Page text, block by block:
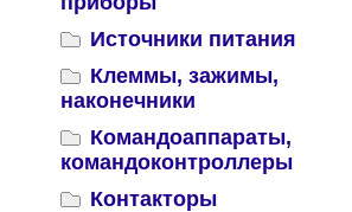
Источники питания
Клеммы, зажимы,
наконечники
Командоаппараты,
командоконтроллеры
Контакторы